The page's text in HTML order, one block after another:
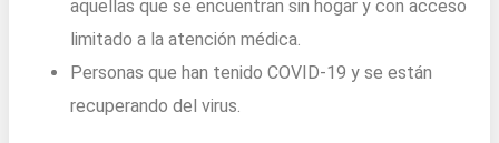
aquellas que se encuentran sin hogar y con acceso
limitado a la atención médica.
Personas que han tenido COVID-19 y se están
recuperando del virus.